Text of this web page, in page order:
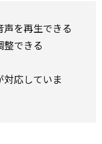
を再生できる
できる
応していま